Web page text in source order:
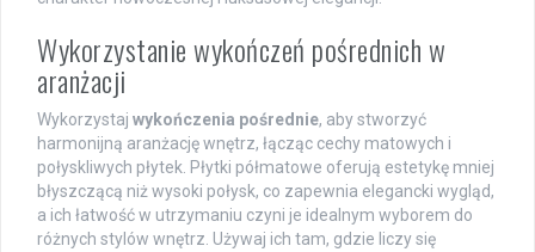
Wykorzystanie wykończeń pośrednich w
aranżacji
Wykorzystaj wykończenia pośrednie, aby stworzyć
harmonijną aranżację wnętrz, łącząc cechy matowych i
połyskliwych płytek. Płytki półmatowe oferują estetykę mniej
błyszczącą niż wysoki połysk, co zapewnia elegancki wygląd,
a ich łatwość w utrzymaniu czyni je idealnym wyborem do
różnych stylów wnętrz. Używaj ich tam, gdzie liczy się